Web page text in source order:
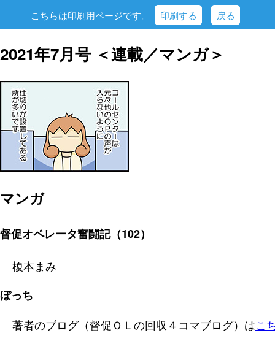
こちらは印刷用ページです。 印刷する 戻る
2021年7月号 ＜連載／マンガ＞
マンガ
督促オペレータ奮闘記（102）
榎本まみ
ぼっち
著者のブログ（督促ＯＬの回収４コマブログ）はこ